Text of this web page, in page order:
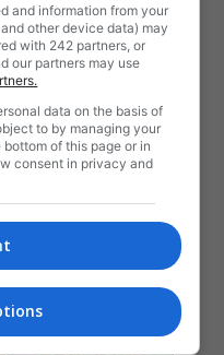
and information from your
other device data) may
with 242 partners, or
our partners may use
data on the basis of
to by managing your
of this page or in
consent in privacy and